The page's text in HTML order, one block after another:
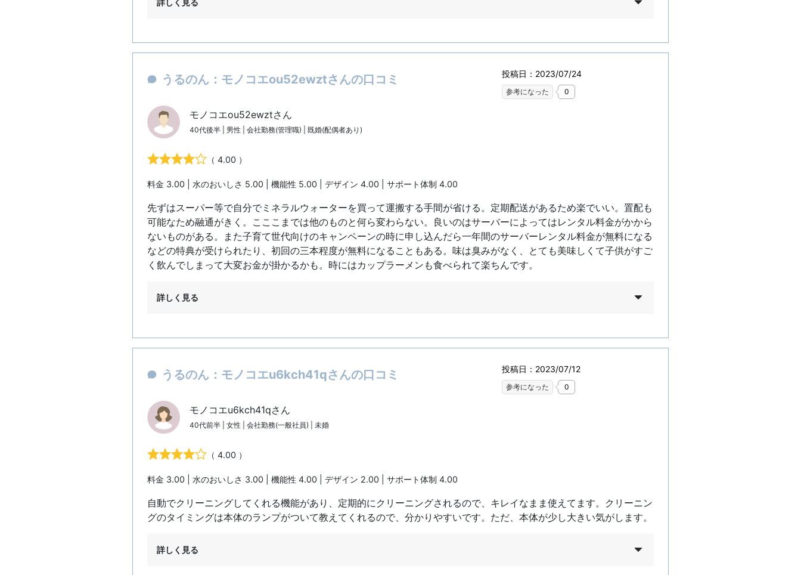
うるのん：モノコエou52ewztさんの口コミ 投稿日：2023/07/24
参考になった 0
モノコエou52ewztさん
40代後半 | 男性 | 会社勤務(管理職) | 既婚(配偶者あり)
（ 4.00 ）
料金 3.00 | 水のおいしさ 5.00 | 機能性 5.00 | デザイン 4.00 | サポート体制 4.00
先ずはスーパー等で自分でミネラルウォーターを買って運搬する手間が省ける。定期配送があるため楽でいい。置配も
可能なため融通がきく。こここまでは他のものと何ら変わらない。良いのはサーバーによってはレンタル料金がかから
ないものがある。また子育て世代向けのキャンペーンの時に申し込んだら一年間のサーバーレンタル料金が無料になる
などの特典が受けられたり、初回の三本程度が無料になることもある。味は臭みがなく、とても美味しくて子供がすご
く飲んでしまって大変お金が掛かるかも。時にはカップラーメンも食べられて楽ちんです。
詳しく見る
うるのん：モノコエu6kch41qさんの口コミ 投稿日：2023/07/12
参考になった 0
モノコエu6kch41qさん
40代前半 | 女性 | 会社勤務(一般社員) | 未婚
（ 4.00 ）
料金 3.00 | 水のおいしさ 3.00 | 機能性 4.00 | デザイン 2.00 | サポート体制 4.00
自動でクリーニングしてくれる機能があり、定期的にクリーニングされるので、キレイなまま使えてます。クリーニン
グのタイミングは本体のランプがついて教えてくれるので、分かりやすいです。ただ、本体が少し大きい気がします。
詳しく見る